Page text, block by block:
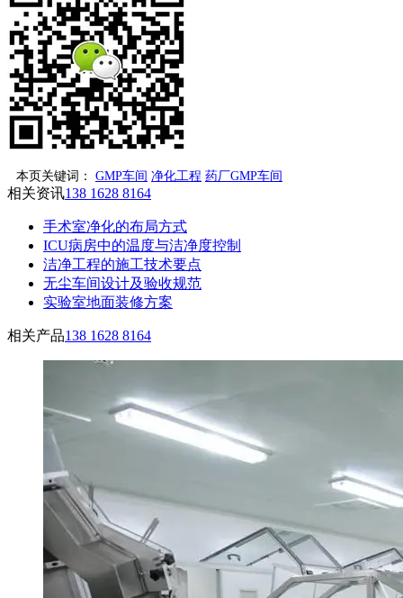
本页关键词： GMP车间 净化工程 药厂GMP车间
相关资讯138 1628 8164
手术室净化的布局方式
ICU病房中的温度与洁净度控制
洁净工程的施工技术要点
无尘车间设计及验收规范
实验室地面装修方案
相关产品138 1628 8164